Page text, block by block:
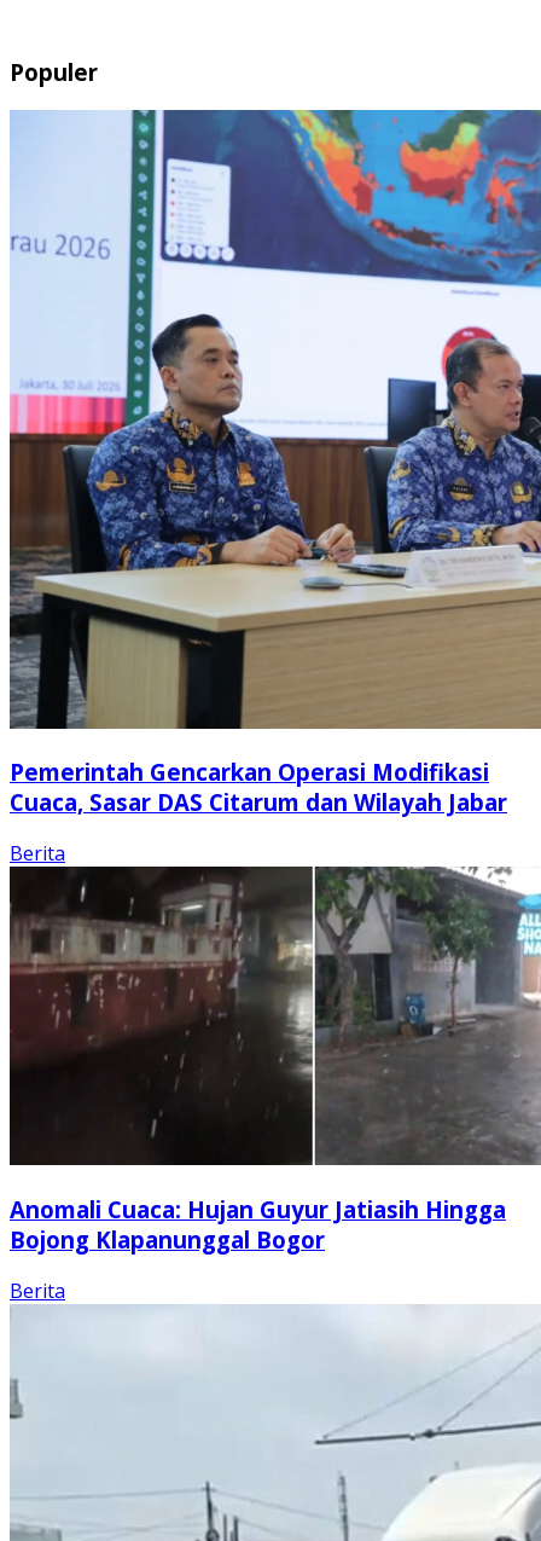
Populer
Pemerintah Gencarkan Operasi Modifikasi
Cuaca, Sasar DAS Citarum dan Wilayah Jabar
Berita
Anomali Cuaca: Hujan Guyur Jatiasih Hingga
Bojong Klapanunggal Bogor
Berita